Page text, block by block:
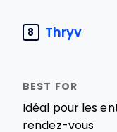
8 Thryv
Idéal pour les
rendez-vous